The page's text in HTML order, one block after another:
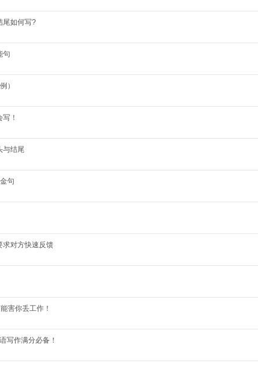
尾如何写?
句
）
！
与结尾
句
求对方快速反馈
害你丢工作！
写作满分必备！